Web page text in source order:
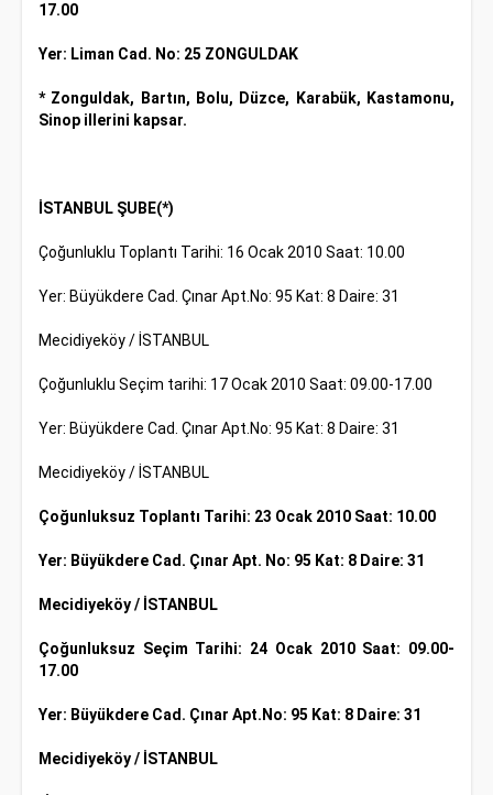
17.00
Yer: Liman Cad. No: 25 ZONGULDAK
* Zonguldak, Bartın, Bolu, Düzce, Karabük, Kastamonu,
Sinop illerini kapsar.
İSTANBUL ŞUBE(*)
Çoğunluklu Toplantı Tarihi: 16 Ocak 2010 Saat: 10.00
Yer: Büyükdere Cad. Çınar Apt.No: 95 Kat: 8 Daire: 31
Mecidiyeköy / İSTANBUL
Çoğunluklu Seçim tarihi: 17 Ocak 2010 Saat: 09.00-17.00
Yer: Büyükdere Cad. Çınar Apt.No: 95 Kat: 8 Daire: 31
Mecidiyeköy / İSTANBUL
Çoğunluksuz Toplantı Tarihi: 23 Ocak 2010 Saat: 10.00
Yer: Büyükdere Cad. Çınar Apt. No: 95 Kat: 8 Daire: 31
Mecidiyeköy / İSTANBUL
Çoğunluksuz Seçim Tarihi: 24 Ocak 2010 Saat: 09.00-
17.00
Yer: Büyükdere Cad. Çınar Apt.No: 95 Kat: 8 Daire: 31
Mecidiyeköy / İSTANBUL